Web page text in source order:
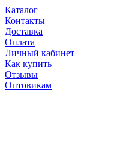
Каталог
Контакты
Доставка
Оплата
Личный кабинет
Как купить
Отзывы
Оптовикам